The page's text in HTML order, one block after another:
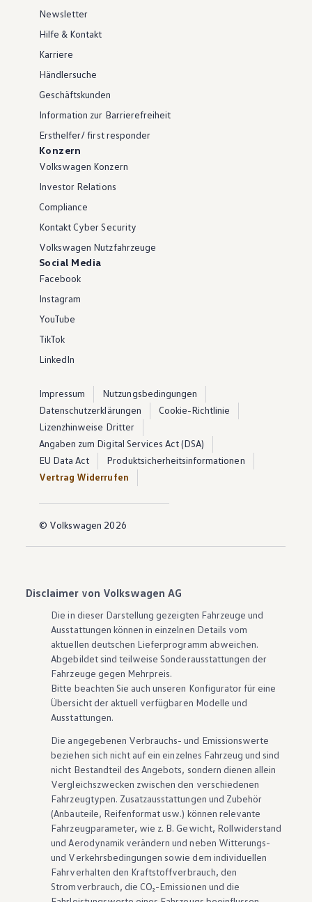
Newsletter
Hilfe & Kontakt
Karriere
Händlersuche
Geschäftskunden
Information zur Barrierefreiheit
Ersthelfer/ first responder
Konzern
Volkswagen Konzern
Investor Relations
Compliance
Kontakt Cyber Security
Volkswagen Nutzfahrzeuge
Social Media
Facebook
Instagram
YouTube
TikTok
LinkedIn
Impressum
Nutzungsbedingungen
Datenschutzerklärungen
Cookie-Richtlinie
Lizenzhinweise Dritter
Angaben zum Digital Services Act (DSA)
EU Data Act
Produktsicherheitsinformationen
Vertrag Widerrufen
© Volkswagen 2026
Disclaimer von Volkswagen AG
Die in dieser Darstellung gezeigten Fahrzeuge und
Ausstattungen können in einzelnen Details vom
aktuellen deutschen Lieferprogramm abweichen.
Abgebildet sind teilweise Sonderausstattungen der
Fahrzeuge gegen Mehrpreis.
Bitte beachten Sie auch unseren Konfigurator für eine
Übersicht der aktuell verfügbaren Modelle und
Ausstattungen.
Die angegebenen Verbrauchs- und Emissionswerte
beziehen sich nicht auf ein einzelnes Fahrzeug und sind
nicht Bestandteil des Angebots, sondern dienen allein
Vergleichszwecken zwischen den verschiedenen
Fahrzeugtypen. Zusatzausstattungen und Zubehör
(Anbauteile, Reifenformat usw.) können relevante
Fahrzeugparameter, wie z. B. Gewicht, Rollwiderstand
und Aerodynamik verändern und neben Witterungs-
und Verkehrsbedingungen sowie dem individuellen
Fahrverhalten den Kraftstoffverbrauch, den
Stromverbrauch, die CO₂-Emissionen und die